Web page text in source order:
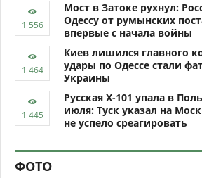
Мост в Затоке рухнул:
Одессу от румынских
впервые с начала войны
Киев лишился главного
удары по Одессе стали
Украины
Русская Х-101 упала в
июля: Туск указал на
не успело среагировать
ФОТО